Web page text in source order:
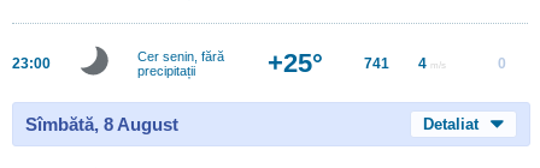
23:00
Cer senin, fără
precipitații
+25° 741 4 m/s 0
Sîmbătă, 8 August Detaliat